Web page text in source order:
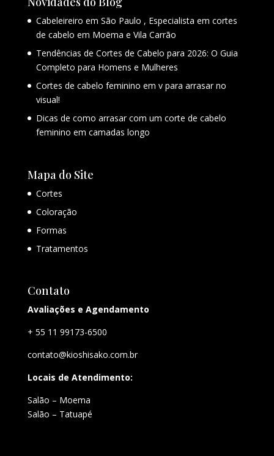
Cabeleireiro em São Paulo , Especialista em cortes
de cabelo em Moema e Vila Carrão
Tendências de Cortes de Cabelo para 2026: O Guia
Completo para Homens e Mulheres
Cortes de cabelo feminino em v para arrasar no
visual!
Dicas de como arrasar com um corte de cabelo
feminino em camadas longo
Mapa do Site
Cortes
Coloração
Formas
Tratamentos
Contato
Avaliações e Agendamento
+ 55 11 99173-6500
contato@kioshisako.com.br
Locais de Atendimento:
Salão – Moema
Salão – Tatuapé